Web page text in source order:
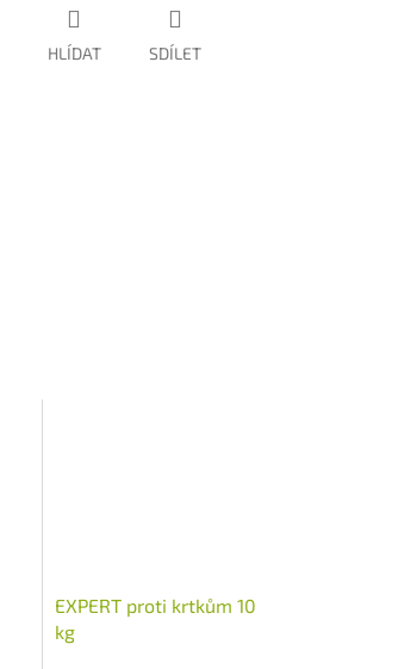
HLÍDAT SDÍLET
EXPERT proti krtkům 10
kg